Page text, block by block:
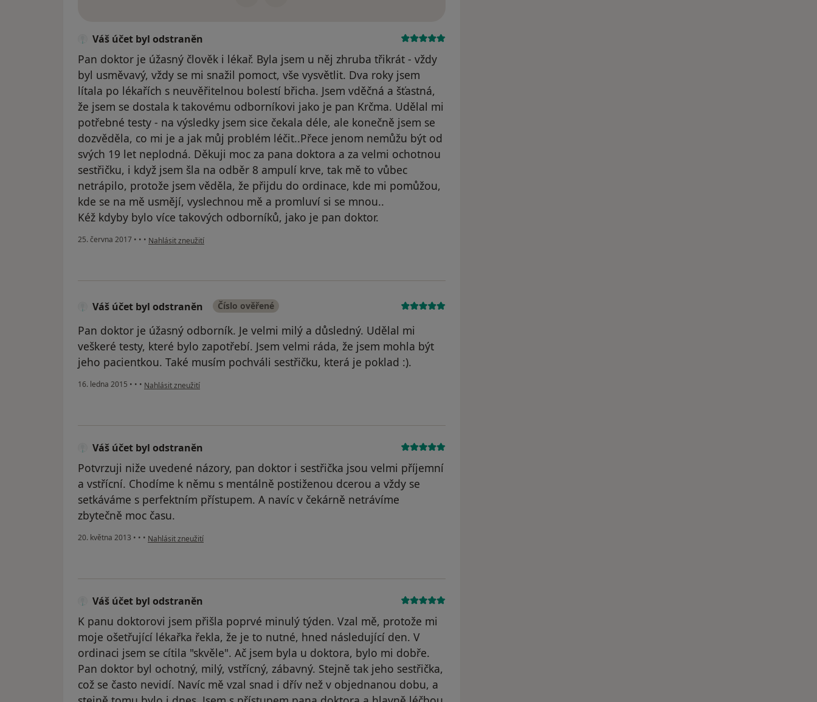
Váš účet byl odstraněn
Pan doktor je úžasný člověk i lékař. Byla jsem u něj zhruba třikrát - vždy
byl usměvavý, vždy se mi snažil pomoct, vše vysvětlit. Dva roky jsem
lítala po lékařích s neuvěřitelnou bolestí břicha. Jsem vděčná a šťastná,
že jsem se dostala k takovému odborníkovi jako je pan Krčma. Udělal mi
potřebné testy - na výsledky jsem sice čekala déle, ale konečně jsem se
dozvěděla, co mi je a jak můj problém léčit..Přece jenom nemůžu být od
svých 19 let neplodná. Děkuji moc za pana doktora a za velmi ochotnou
sestřičku, i když jsem šla na odběr 8 ampulí krve, tak mě to vůbec
netrápilo, protože jsem věděla, že přijdu do ordinace, kde mi pomůžou,
kde se na mě usmějí, vyslechnou mě a promluví si se mnou..
Kéž kdyby bylo více takových odborníků, jako je pan doktor.
25. června 2017 • • • podle názoru uživatele Váš účet byl odstraněn
Nahlásit zneužití
Váš účet byl odstraněn Číslo ověřené
Pan doktor je úžasný odborník. Je velmi milý a důsledný. Udělal mi
veškeré testy, které bylo zapotřebí. Jsem velmi ráda, že jsem mohla být
jeho pacientkou. Také musím pochváli sestřičku, která je poklad :).
16. ledna 2015 • • • podle názoru uživatele Váš účet byl odstraněn
Nahlásit zneužití
Váš účet byl odstraněn
Potvrzuji niže uvedené názory, pan doktor i sestřička jsou velmi příjemní
a vstřícní. Chodíme k němu s mentálně postiženou dcerou a vždy se
setkáváme s perfektním přístupem. A navíc v čekárně netrávíme
zbytečně moc času.
20. května 2013 • • • podle názoru uživatele Váš účet byl odstraněn
Nahlásit zneužití
Váš účet byl odstraněn
K panu doktorovi jsem přišla poprvé minulý týden. Vzal mě, protože mi
moje ošetřující lékařka řekla, že je to nutné, hned následující den. V
ordinaci jsem se cítila "skvěle". Ač jsem byla u doktora, bylo mi dobře.
Pan doktor byl ochotný, milý, vstřícný, zábavný. Stejně tak jeho sestřička,
což se často nevidí. Navíc mě vzal snad i dřív než v objednanou dobu, a